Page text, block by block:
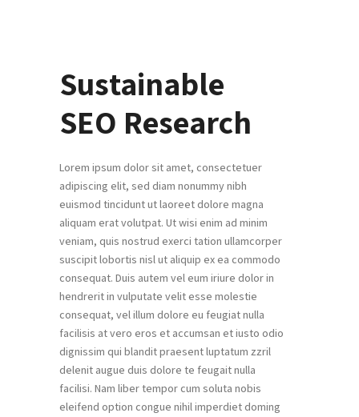
Sustainable
SEO Research
Lorem ipsum dolor sit amet, consectetuer
adipiscing elit, sed diam nonummy nibh
euismod tincidunt ut laoreet dolore magna
aliquam erat volutpat. Ut wisi enim ad minim
veniam, quis nostrud exerci tation ullamcorper
suscipit lobortis nisl ut aliquip ex ea commodo
consequat. Duis autem vel eum iriure dolor in
hendrerit in vulputate velit esse molestie
consequat, vel illum dolore eu feugiat nulla
facilisis at vero eros et accumsan et iusto odio
dignissim qui blandit praesent luptatum zzril
delenit augue duis dolore te feugait nulla
facilisi. Nam liber tempor cum soluta nobis
eleifend option congue nihil imperdiet doming